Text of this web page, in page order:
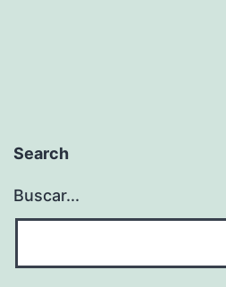
Search
Buscar...